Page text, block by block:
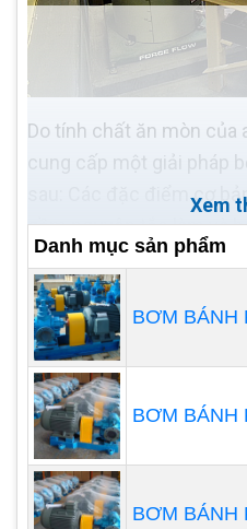
Do tính chất ăn mòn của
cung cấp một giải pháp
sau: Các đặc điểm cơ
gồm nguyên tắc làm và
cho quá trình phụ gia và
chuyên gia của chúng tôi
bơm hóa chất định lượng
PTFE siêu tinh khiết và
máy bơm hóa chất định
được trang bị các tính
như buồng màng đôi và
quá trình báo động trong
ngăn, không có hóa chất
Xem
Danh mục sản phẩm
BƠM BÁNH
BƠM BÁNH
BƠM BÁNH